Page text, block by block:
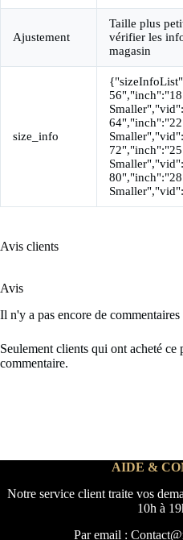
Ajustement
Taille plus
vérifier les
magasin
size_info
Avis clients
Avis
Il n'y a pas encore de
Seulement clients qui ont acheté ce
commentaire.
AIDE &
Notre service client traite vos
10h à
Par email :